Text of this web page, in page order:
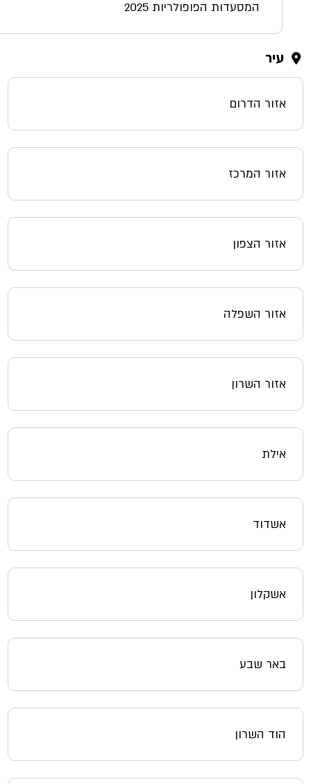
המסעדות הפופולריות 2025
עיר
אזור הדרום
אזור המרכז
אזור הצפון
אזור השפלה
אזור השרון
אילת
אשדוד
אשקלון
באר שבע
הוד השרון